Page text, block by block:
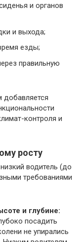
и органов
и выхода;
езды;
правильную
добавляется
контроля и
росту
водитель (до
требованиями
и глубине:
посадить
не упирались